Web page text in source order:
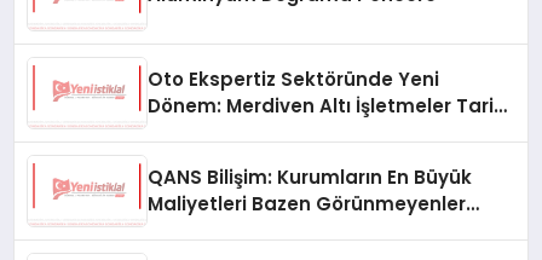
Oto Ekspertiz Sektöründe Yeni
Dönem: Merdiven Altı İşletmeler Tarih
QANS Bilişim: Kurumların En Büyük
Maliyetleri Bazen Görünmeyenler